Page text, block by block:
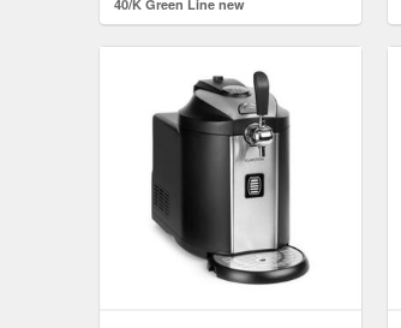
40/K Green Line new